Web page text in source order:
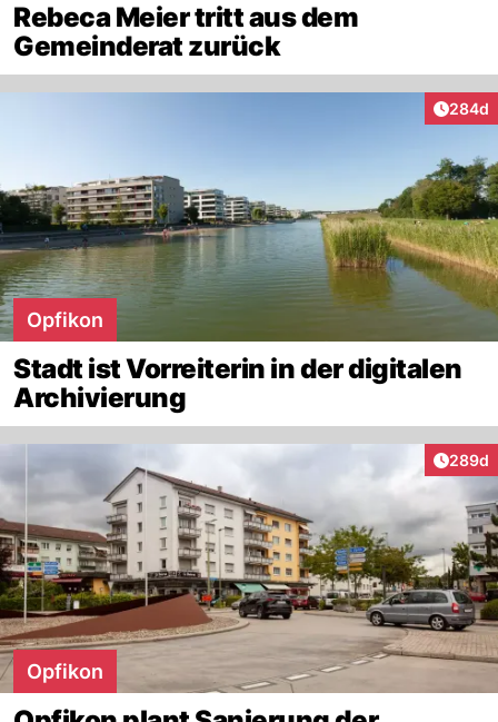
Rebeca Meier tritt aus dem
Gemeinderat zurück
284d
Opfikon
Stadt ist Vorreiterin in der digitalen
Archivierung
289d
Opfikon